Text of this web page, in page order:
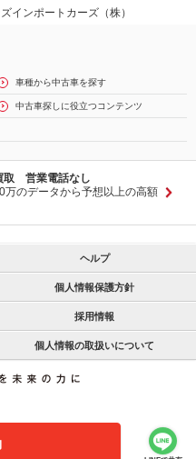
ンポートカーズ（株）
車種から中古車を探す
中古車探しに役立つコンテンツ
取 営業電話なし
万のデータから予想以上の高額
ヘルプ
個人情報保護方針
採用情報
個人情報の取扱いについて